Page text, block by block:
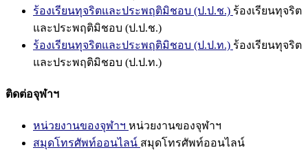
ร้องเรียนทุจริตและประพฤติมิชอบ (ป.ป.ช.) ร้องเรียนทุจริต
และประพฤติมิชอบ (ป.ป.ช.)
ร้องเรียนทุจริตและประพฤติมิชอบ (ป.ป.ท.) ร้องเรียนทุจริต
และประพฤติมิชอบ (ป.ป.ท.)
ติดต่อจุฬาฯ
หน่วยงานของจุฬาฯ หน่วยงานของจุฬาฯ
สมุดโทรศัพท์ออนไลน์ สมุดโทรศัพท์ออนไลน์